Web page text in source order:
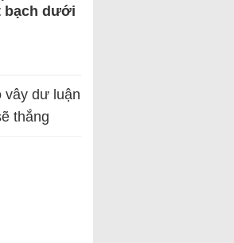
bạch dưới
vây dư luận
thắng